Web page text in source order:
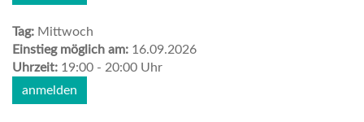
Tag: Mittwoch
Einstieg möglich am: 16.09.2026
Uhrzeit: 19:00 - 20:00 Uhr
anmelden